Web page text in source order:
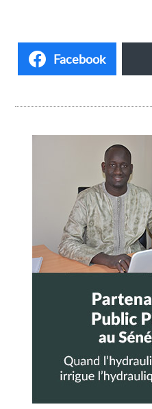
Facebook
principale